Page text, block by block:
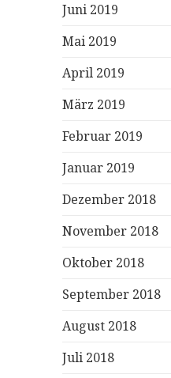
Juni 2019
Mai 2019
April 2019
März 2019
Februar 2019
Januar 2019
Dezember 2018
November 2018
Oktober 2018
September 2018
August 2018
Juli 2018